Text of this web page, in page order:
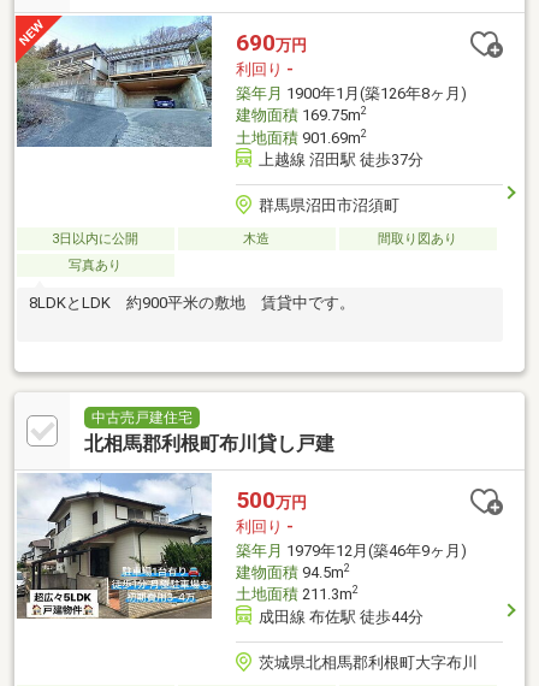
690万円
利回り -
築年月 1900年1月(築126年8ヶ月)
建物面積169.75m2
土地面積901.69m2
上越線 沼田駅 徒歩37分
群馬県沼田市沼須町
3日以内に公開 木造
間取り図あり
写真あり
8LDKとLDK 約900平米の敷地 賃貸中です。
中古売戸建住宅
北相馬郡利根町布川貸し戸建
500万円
利回り -
築年月 1979年12月(築46年9ヶ月)
建物面積94.5m2
土地面積211.3m2
成田線 布佐駅 徒歩44分
茨城県北相馬郡利根町大字布川